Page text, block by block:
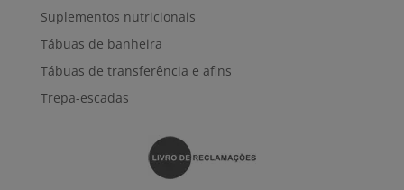
Suplementos nutricionais
Tábuas de banheira
Tábuas de transferência e afins
Trepa-escadas